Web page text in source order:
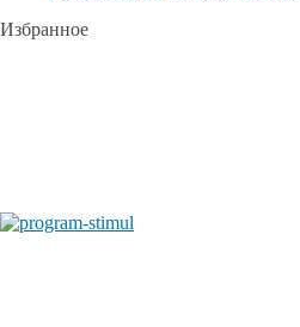
Избранное